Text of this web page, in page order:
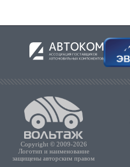
Copyright © 2009-2026
Логотип и наименование
защищены авторским правом